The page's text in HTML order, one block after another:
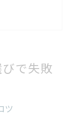
注意点
適な気圧設
に与える影
で失敗
ツ